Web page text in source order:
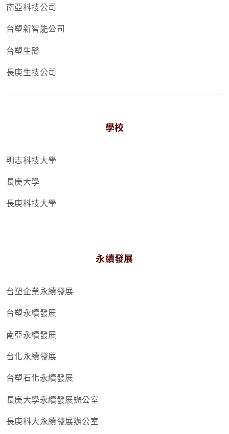
南亞科技公司
台塑新智能公司
台塑生醫
長庚生技公司
學校
明志科技大學
長庚大學
長庚科技大學
永續發展
台塑企業永續發展
台塑永續發展
南亞永續發展
台化永續發展
台塑石化永續發展
長庚大學永續發展辦公室
長庚科大永續發展辦公室